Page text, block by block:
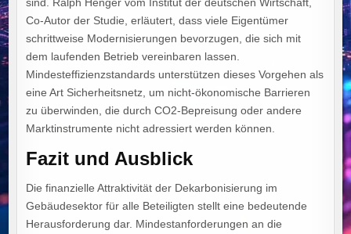
sind. Ralph Henger vom Institut der deutschen Wirtschaft,
Co-Autor der Studie, erläutert, dass viele Eigentümer
schrittweise Modernisierungen bevorzugen, die sich mit
dem laufenden Betrieb vereinbaren lassen.
Mindesteffizienzstandards unterstützen dieses Vorgehen als
eine Art Sicherheitsnetz, um nicht-ökonomische Barrieren
zu überwinden, die durch CO2-Bepreisung oder andere
Marktinstrumente nicht adressiert werden können.
Fazit und Ausblick
Die finanzielle Attraktivität der Dekarbonisierung im
Gebäudesektor für alle Beteiligten stellt eine bedeutende
Herausforderung dar. Mindestanforderungen an die